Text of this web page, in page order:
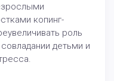
копинг-
роль
детьми и